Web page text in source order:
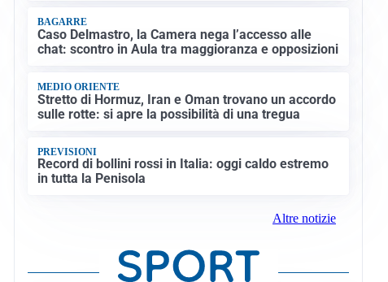
BAGARRE
Caso Delmastro, la Camera nega l’accesso alle
chat: scontro in Aula tra maggioranza e opposizioni
MEDIO ORIENTE
Stretto di Hormuz, Iran e Oman trovano un accordo
sulle rotte: si apre la possibilità di una tregua
PREVISIONI
Record di bollini rossi in Italia: oggi caldo estremo
in tutta la Penisola
Altre notizie